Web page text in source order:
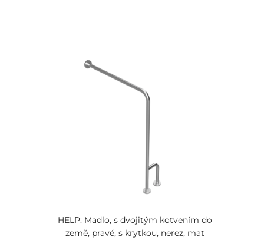
HELP: Madlo, s dvojitým kotvením do
země, pravé, s krytkou, nerez, mat